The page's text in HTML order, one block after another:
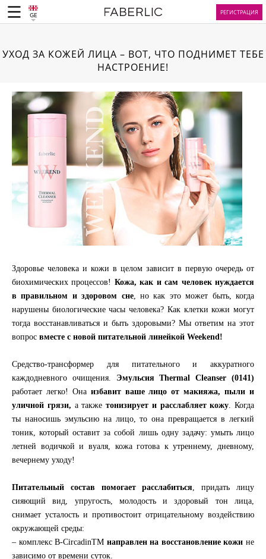
GE РЕГИСТРАЦИЯ
УХОД ЗА КОЖЕЙ ЛИЦА – ВОТ, ЧТО ПОДНИМЕТ ТЕБЕ
НАСТРОЕНИЕ!
Здоровье человека и кожи в целом зависит в первую очередь от
биохимических процессов! Кожа, как и сам человек нуждается
в правильном и здоровом сне, но как это может быть, когда
нарушены биологические часы человека? Как клетки кожи могут
тогда восстанавливаться и быть здоровыми? Мы ответим на этот
вопрос вместе с новой питательной линейкой Weekend!
Средство-трансформер для питательного и аккуратного
каждодневного очищения. Эмульсия Thermal Cleanser (0141)
работает легко! Она избавит ваше лицо от макияжа, пыли и
уличной грязи, а также тонизирует и расслабляет кожу . Когда
ты наносишь эмульсию на лицо, то она превращается в легкий
тоник, который оставит за собой лишь одну задачу: умыть лицо
летней водичкой и вуаля, кожа готова к утреннему, дневному,
вечернему уходу!
Питательный состав помогает расслабиться , придать лицу
сияющий вид, упругость, молодость и здоровый тон лица,
снимает усталость и противостоит отрицательному воздействию
окружающей среды:
– комплекс B-CircadinTM направлен на восстановление кожи не
зависимо от времени суток.